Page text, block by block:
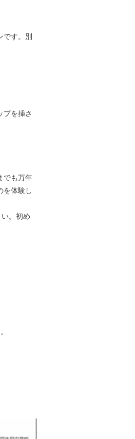
です。別
プを挿さ
でも万年
を体験し
。初め